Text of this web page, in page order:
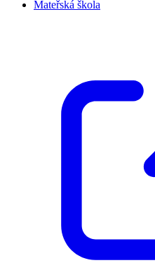
Mateřská škola